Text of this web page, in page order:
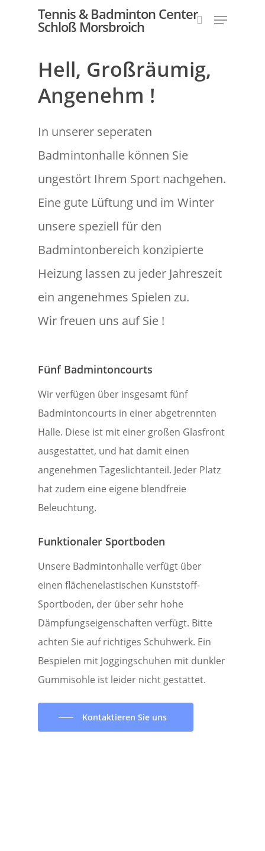
Hit enter to search or ESC to close
Tennis & Badminton Center
Schloß Morsbroich
Hell, Großräumig,
Angenehm !
In unserer seperaten
Badmintonhalle können Sie
ungestört Ihrem Sport nachgehen.
Eine gute Lüftung und im Winter
unsere speziell für den
Badmintonbereich konzipierte
Heizung lassen zu jeder Jahreszeit
ein angenehmes Spielen zu.
Wir freuen uns auf Sie !
Fünf Badmintoncourts
Wir verfügen über insgesamt fünf
Badmintoncourts in einer abgetrennten
Halle. Diese ist mit einer großen Glasfront
ausgestattet, und hat damit einen
angenehmen Tageslichtanteil. Jeder Platz
hat zudem eine eigene blendfreie
Beleuchtung.
Funktionaler Sportboden
Unsere Badmintonhalle verfügt über
einen flächenelastischen Kunststoff-
Sportboden, der über sehr hohe
Dämpfungseigenschaften verfügt. Bitte
achten Sie auf richtiges Schuhwerk. Ein
Bespielen mit Joggingschuhen mit dunkler
Gummisohle ist leider nicht gestattet.
Kontaktieren Sie uns